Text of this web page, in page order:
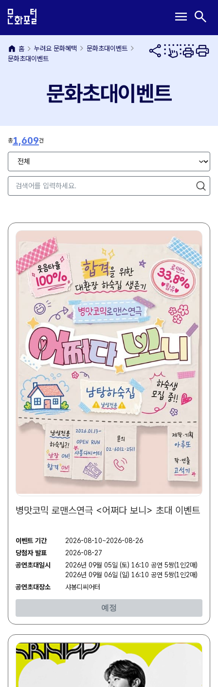
문
내
용
로
메
뉴
바
가
메
열
기
menu 검
열
기
search
home 홈 누려요 문화혜택
문화초대이벤트
문화초대이벤트
문화초대이벤트
총1,609건
전
/
자
병맛코믹 로맨스연극 <어쩌다 보니> 초대 이벤트
이벤트 기간
2026-08-10~2026-08-26
당첨자 발표
2026-08-27
공연초대일시
2026년 09월 05일 (토) 16:10 공연 5쌍(1인2매)
2026년 09월 06일 (일) 16:10 공연 5쌍(1인2매)
공연초대장소
샤봉디씨어터
예정